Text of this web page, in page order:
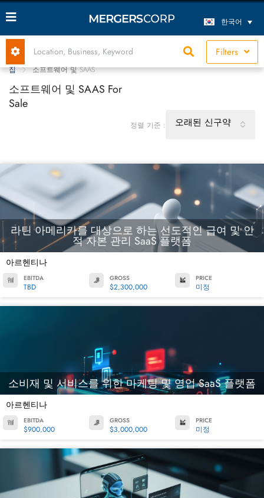
한국어
Filters
집 소프트웨어 및 SAAS
소프트웨어 및 SAAS For
Sale
정렬 기준 : 오래된 신구약
라틴 아메리카를 대상으로 하는 선도적인 급여 및 인
적 자본 관리 SaaS 플랫폼
아르헨티나
EBITDA
TBD
GROSS
$2,300,000
PRICE
미정
소비재 및 서비스를 위한 마케팅 및 영업 SaaS 플랫폼
아르헨티나
EBITDA
$900,000
GROSS
$3,000,000
PRICE
미정